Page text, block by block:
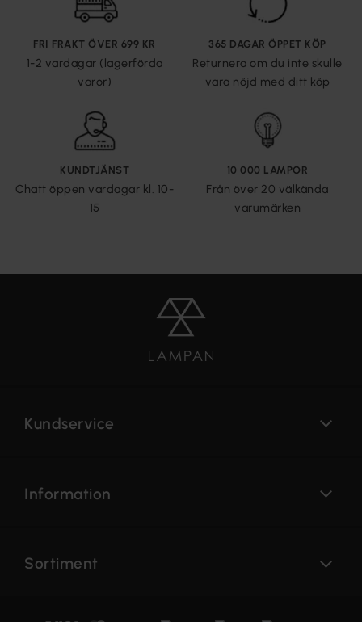
FRI FRAKT ÖVER 699 KR
1-2 vardagar (lagerförda
varor)
365 DAGAR ÖPPET KÖP
Returnera om du inte skulle
vara nöjd med ditt köp
KUNDTJÄNST
Chatt öppen vardagar kl. 10-
15
10 000 LAMPOR
Från över 20 välkända
varumärken
Kundservice
Information
Sortiment